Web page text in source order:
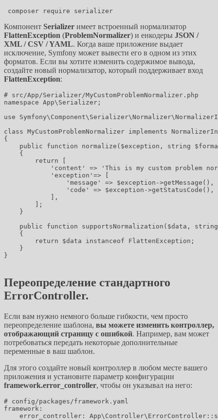
Компонент Serializer имеет встроенный нормализатор
FlattenException (ProblemNormalizer) и енкодеры JSON /
XML / CSV / YAML. Когда ваше приложение выдает
исключение, Symfony может вывести его в одном из этих
форматов. Если вы хотите изменить содержимое вывода,
создайте новый нормализатор, который поддерживает вход
FlattenException:
# src/App/Serializer/MyCustomProblemNormalizer.php
namespace App\Serializer;
use
class MyCustomProblemNormalizer implements
{
public function normalize($exception, string
    {
        return [
'content' => 'This is my custom problem
            'exception'=> [
                'message' => $exception->getMessage(),
                'code' => $exception->getStatusCode(),
            ],
        ];
    }
public function supportsNormalization($data,
    {
        return $data instanceof FlattenException;
    }
}
Переопределение стандартного
ErrorController.
Если вам нужно немного больше гибкости, чем просто
переопределение шаблона, вы можете изменить контроллер,
отображающий страницу с ошибкой. Например, вам может
потребоваться передать некоторые дополнительные
переменные в ваш шаблон.
Для этого создайте новый контроллер в любом месте вашего
приложения и установите параметр конфигурации
framework.error_controller, чтобы он указывал на него:
# config/packages/framework.yaml
framework:
error_controller: